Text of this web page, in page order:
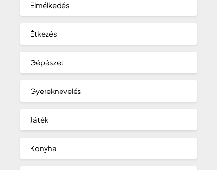
Elmélkedés
Étkezés
Gépészet
Gyereknevelés
Játék
Konyha